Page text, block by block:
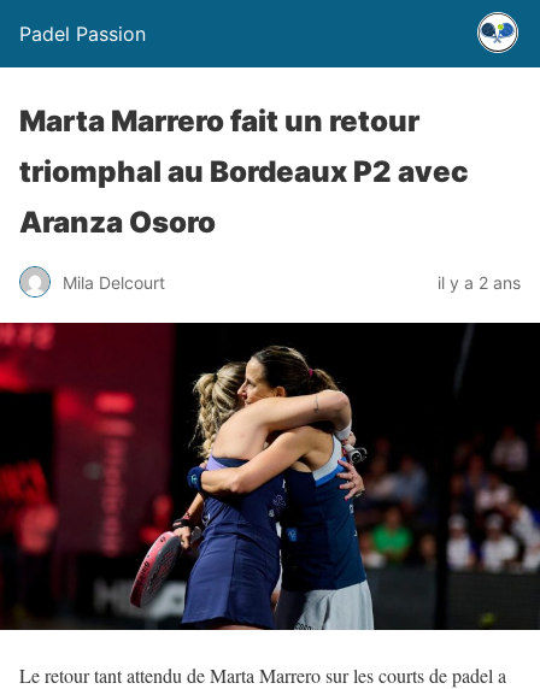
Padel Passion
Marta Marrero fait un retour
triomphal au Bordeaux P2 avec
Aranza Osoro
Mila Delcourt il y a 2 ans
Le retour tant attendu de Marta Marrero sur les courts de padel a